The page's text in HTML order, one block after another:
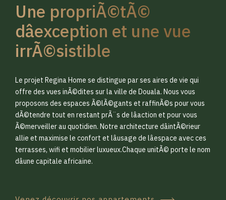
Une propriÃ©tÃ©
dâexception et une vue
irrÃ©sistible
Le projet Regina Home se distingue par ses aires de vie qui
offre des vues inÃ©dites sur la ville de Douala. Nous vous
proposons des espaces Ã©lÃ©gants et raffinÃ©s pour vous
dÃ©tendre tout en restant prÃ¨s de lâaction et pour vous
Ã©merveiller au quotidien. Notre architecture dâintÃ©rieur
allie et maximise le confort et lâusage de lâespace avec ces
terrasses, wifi et mobilier luxueux.Chaque unitÃ© porte le nom
dâune capitale africaine.
0
1
2
3
0
1
2
3